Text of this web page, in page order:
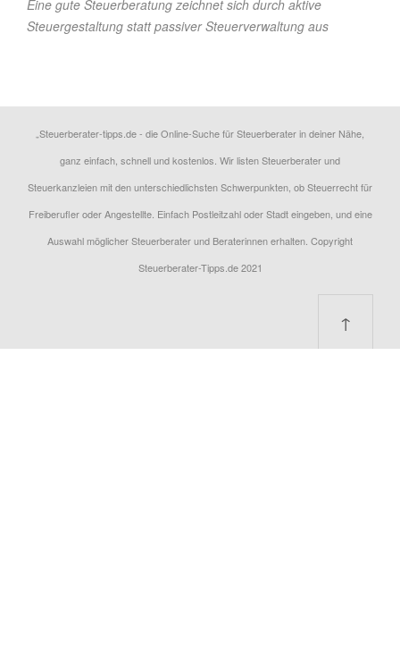
Eine gute Steuerberatung zeichnet sich durch aktive
Steuergestaltung statt passiver Steuerverwaltung aus
„Steuerberater-tipps.de - die Online-Suche für Steuerberater in deiner Nähe,
ganz einfach, schnell und kostenlos. Wir listen Steuerberater und
Steuerkanzleien mit den unterschiedlichsten Schwerpunkten, ob Steuerrecht für
Freiberufler oder Angestellte. Einfach Postleitzahl oder Stadt eingeben, und eine
Auswahl möglicher Steuerberater und Beraterinnen erhalten. Copyright
Steuerberater-Tipps.de 2021
↑